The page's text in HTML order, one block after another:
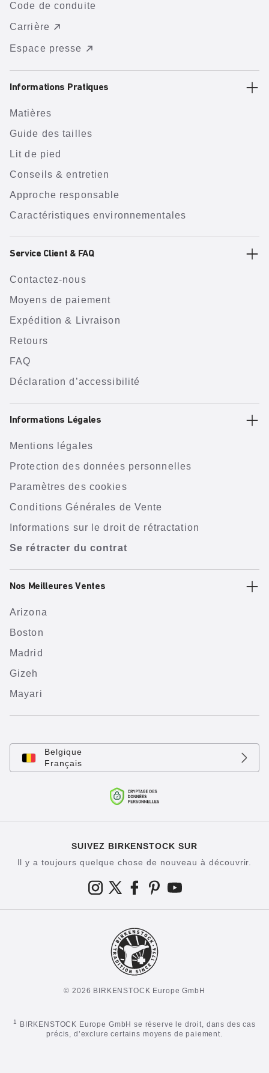
Code de conduite
Carrière
Espace presse
Informations Pratiques
Matières
Guide des tailles
Lit de pied
Conseils & entretien
Approche responsable
Caractéristiques environnementales
Service Client & FAQ
Contactez-nous
Moyens de paiement
Expédition & Livraison
Retours
FAQ
Déclaration d’accessibilité
Informations Légales
Mentions légales
Protection des données personnelles
Paramètres des cookies
Conditions Générales de Vente
Informations sur le droit de rétractation
Se rétracter du contrat
Nos Meilleures Ventes
Arizona
Boston
Madrid
Gizeh
Mayari
Belgique
Français
SUIVEZ BIRKENSTOCK SUR
Il y a toujours quelque chose de nouveau à découvrir.
© 2026 BIRKENSTOCK Europe GmbH
1
BIRKENSTOCK Europe GmbH se réserve le droit, dans des cas
précis, d’exclure certains moyens de paiement.